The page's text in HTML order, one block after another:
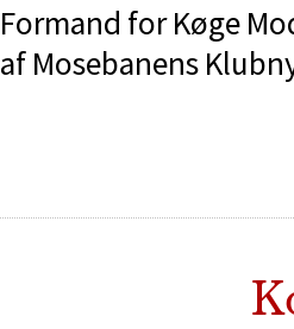
Formand for Køge
af Mosebanens